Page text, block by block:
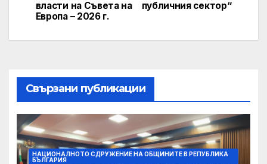
публичния сектор“
власти на Съвета на
Европа – 2026 г.
Свързани публикации
НАЦИОНАЛНОТО СДРУЖЕНИЕ НА ОБЩИНИТЕ В РЕПУБЛИКА
БЪЛГАРИЯ